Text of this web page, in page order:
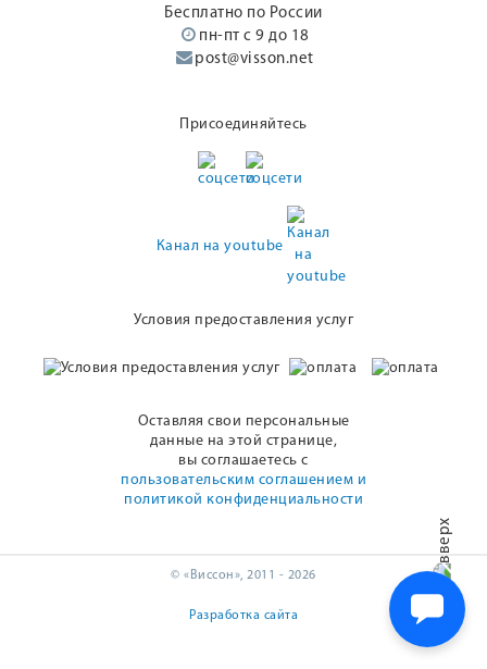
Бесплатно по России
пн-пт с 9 до 18
post@visson.net
Присоединяйтесь
Канал на youtube
Условия предоставления услуг
Оставляя свои персональные
данные на этой странице,
вы соглашаетесь с
пользовательским соглашением и
политикой конфиденциальности
© «Виссон», 2011 - 2026
Разработка сайта